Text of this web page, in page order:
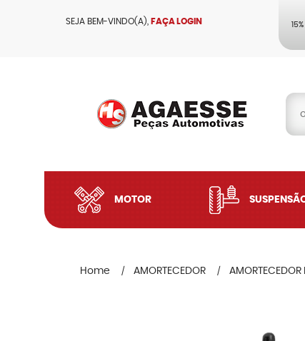
SEJA BEM-VINDO(A), FAÇA LOGIN
MOTOR
Home AMORTECEDOR AMORTECEDOR